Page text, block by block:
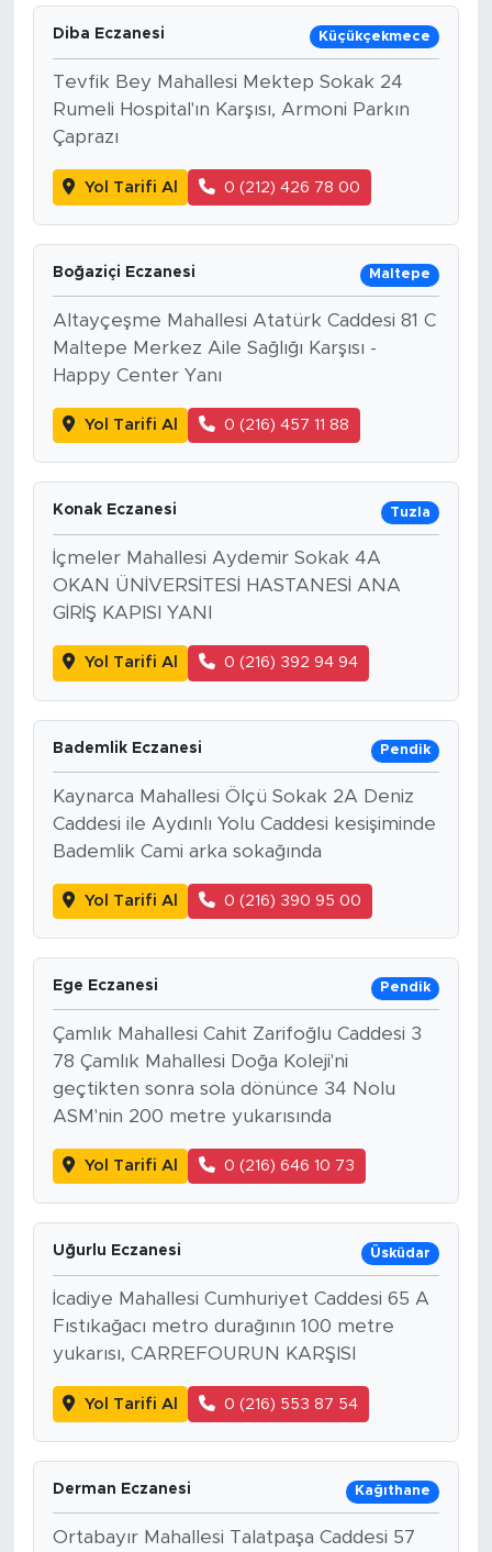
Diba Eczanesi Küçükçekmece
Tevfik Bey Mahallesi Mektep Sokak 24
Rumeli Hospital'ın Karşısı, Armoni Parkın
Çaprazı
Yol Tarifi Al 0 (212) 426 78 00
Boğaziçi Eczanesi Maltepe
Altayçeşme Mahallesi Atatürk Caddesi 81 C
Maltepe Merkez Aile Sağlığı Karşısı -
Happy Center Yanı
Yol Tarifi Al 0 (216) 457 11 88
Konak Eczanesi Tuzla
İçmeler Mahallesi Aydemir Sokak 4A
OKAN ÜNİVERSİTESİ HASTANESİ ANA
GİRİŞ KAPISI YANI
Yol Tarifi Al 0 (216) 392 94 94
Bademlik Eczanesi Pendik
Kaynarca Mahallesi Ölçü Sokak 2A Deniz
Caddesi ile Aydınlı Yolu Caddesi kesişiminde
Bademlik Cami arka sokağında
Yol Tarifi Al 0 (216) 390 95 00
Ege Eczanesi Pendik
Çamlık Mahallesi Cahit Zarifoğlu Caddesi 3
78 Çamlık Mahallesi Doğa Koleji'ni
geçtikten sonra sola dönünce 34 Nolu
ASM'nin 200 metre yukarısında
Yol Tarifi Al 0 (216) 646 10 73
Uğurlu Eczanesi Üsküdar
İcadiye Mahallesi Cumhuriyet Caddesi 65 A
Fıstıkağacı metro durağının 100 metre
yukarısı, CARREFOURUN KARŞISI
Yol Tarifi Al 0 (216) 553 87 54
Derman Eczanesi Kağıthane
Ortabayır Mahallesi Talatpaşa Caddesi 57